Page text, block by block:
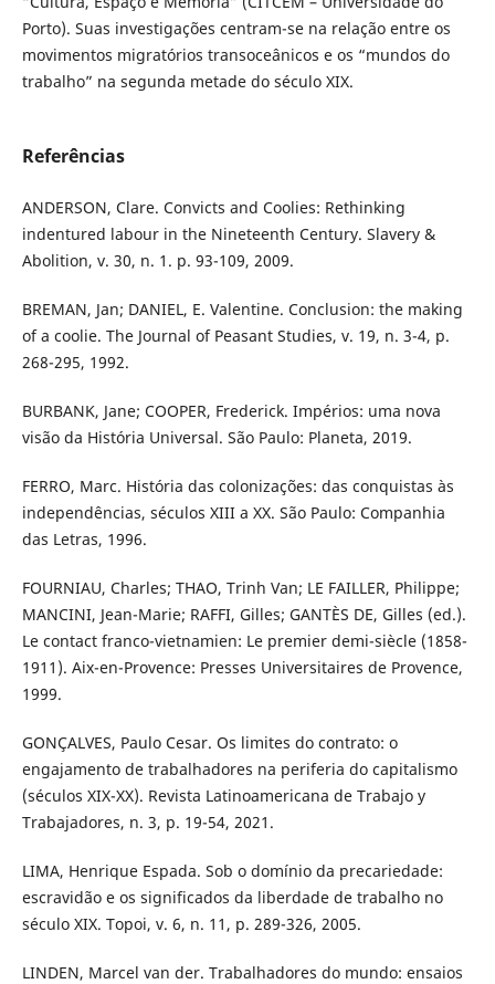
Porto). Suas investigações centram-se na relação entre os
movimentos migratórios transoceânicos e os “mundos do
trabalho” na segunda metade do século XIX.
Referências
ANDERSON, Clare. Convicts and Coolies: Rethinking
indentured labour in the Nineteenth Century. Slavery &
Abolition, v. 30, n. 1. p. 93-109, 2009.
BREMAN, Jan; DANIEL, E. Valentine. Conclusion: the making
of a coolie. The Journal of Peasant Studies, v. 19, n. 3-4, p.
268-295, 1992.
BURBANK, Jane; COOPER, Frederick. Impérios: uma nova
visão da História Universal. São Paulo: Planeta, 2019.
FERRO, Marc. História das colonizações: das conquistas às
independências, séculos XIII a XX. São Paulo: Companhia
das Letras, 1996.
FOURNIAU, Charles; THAO, Trinh Van; LE FAILLER, Philippe;
MANCINI, Jean-Marie; RAFFI, Gilles; GANTÈS DE, Gilles (ed.).
Le contact franco-vietnamien: Le premier demi-siècle (1858-
1911). Aix-en-Provence: Presses Universitaires de Provence,
1999.
GONÇALVES, Paulo Cesar. Os limites do contrato: o
engajamento de trabalhadores na periferia do capitalismo
(séculos XIX-XX). Revista Latinoamericana de Trabajo y
Trabajadores, n. 3, p. 19-54, 2021.
LIMA, Henrique Espada. Sob o domínio da precariedade:
escravidão e os significados da liberdade de trabalho no
século XIX. Topoi, v. 6, n. 11, p. 289-326, 2005.
LINDEN, Marcel van der. Trabalhadores do mundo: ensaios